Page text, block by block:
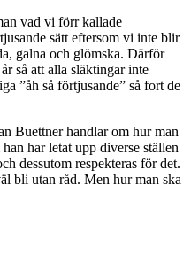
vad vi förr kallade
sätt eftersom vi inte blir
galna och glömska. Därför
så att alla släktingar inte
”åh så förtjusande” så fort de
Buettner handlar om hur man
har letat upp diverse ställen
dessutom respekteras för det.
bli utan råd. Men hur man ska